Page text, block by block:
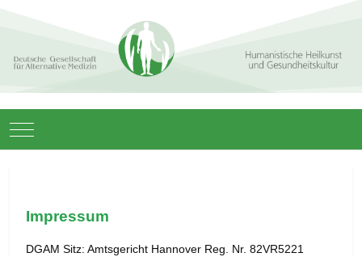
Mobile Menu Toggle
Impressum
DGAM Sitz: Amtsgericht Hannover Reg. Nr. 82VR5221